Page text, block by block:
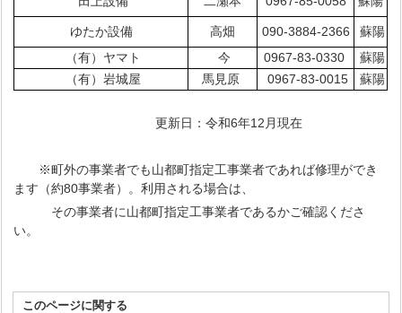
ゆたか設備 高畑 090-3884-2366
蘇陽
（有）ヤマト
今 0967-83-0330
蘇陽
（有）岩城屋
馬見原 0967-83-0015 蘇陽
更新日：令和6年12月現在
※町外の事業者でも山都町指定工事業者であれば修理ができ
ます（約80事業者）。利用される場合は、
その事業者に山都町指定工事業者であるかご確認くださ
い。
このページに関する